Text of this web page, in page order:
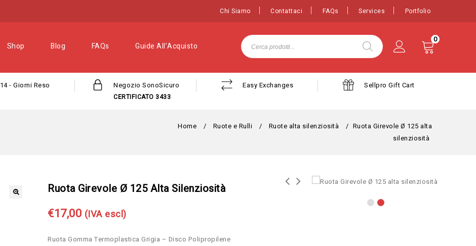
Chi Siamo Contattaci FAQs Services Portfolio
Shop Blog FAQs Guide All’Acquisto
0
14 - Giorni Reso Negozio SonoSicuro
CERTIFICATO 3433
Easy Exchanges Sellpro Gift Cart
Home / Ruote e Rulli / Ruote alta silenziosità / Ruota Girevole Ø 125 alta
silenziosità
Ruota Girevole Ø 125 Alta Silenziosità
€17,00 (IVA escl)
Ruota Gomma Termoplastica Grigia – Disco Polipropilene